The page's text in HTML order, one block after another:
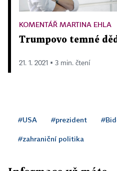
KOMENTÁŘ MARTINA EHLA
Trumpovo temné
21. 1. 2021 ▪ 3 min. čtení
#USA #prezident
#zahraniční politika